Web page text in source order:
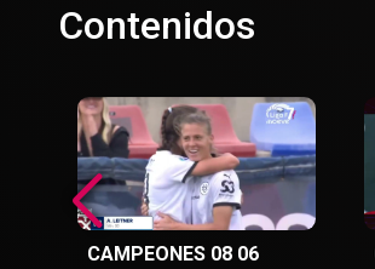
Contenidos
CAMPEONES 08 06